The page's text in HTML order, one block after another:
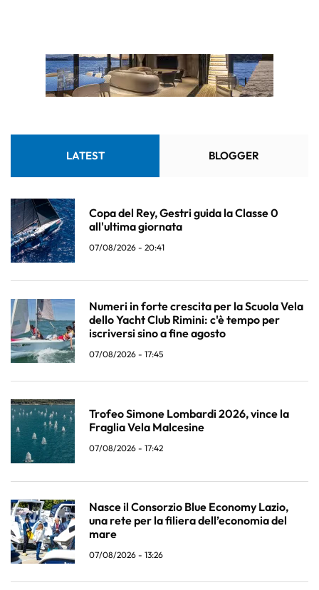
LATEST BLOGGER
Copa del Rey, Gestri guida la Classe 0
all'ultima giornata
07/08/2026 - 20:41
Numeri in forte crescita per la Scuola Vela
dello Yacht Club Rimini: c'è tempo per
iscriversi sino a fine agosto
07/08/2026 - 17:45
Trofeo Simone Lombardi 2026, vince la
Fraglia Vela Malcesine
07/08/2026 - 17:42
Nasce il Consorzio Blue Economy Lazio,
una rete per la filiera dell’economia del
mare
07/08/2026 - 13:26